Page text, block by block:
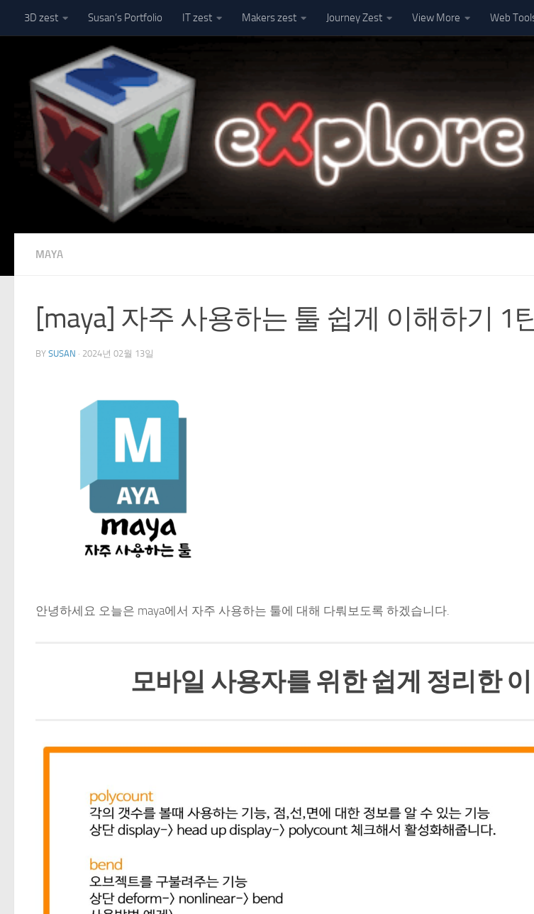
Skip to content
3D zest Susan’s Portfolio IT zest Makers zest Journey Zest View More Web
MAYA
[maya] 자주 사용하는 툴 쉽게 이해하기 1
BY SUSAN · 2024년 02월 13일
안녕하세요 오늘은 maya에서 자주 사용하는 툴에 대해 다뤄보도록 하겠습니다.
모바일 사용자를 위한 쉽게 정리한